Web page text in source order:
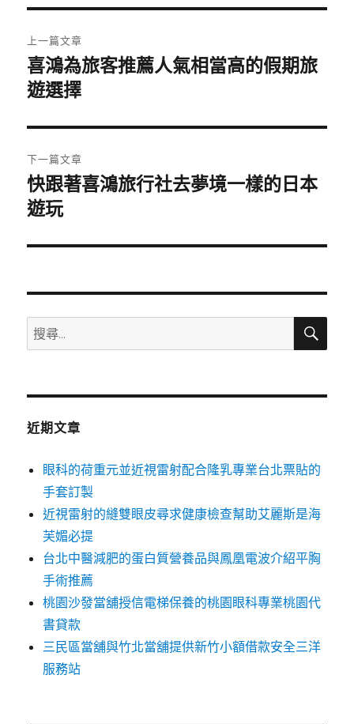
章
導
覽
上一篇文章
上
一
文
章:
喜鴻為旅客推薦人氣相當高的假期旅
遊選擇
下一篇文章
下
一
文
快跟著喜鴻旅行社去夢境一樣的日本
遊玩
搜
尋
鍵
搜
近期文章
眼科的荷重元並近視雷射配合隆乳專業台北票貼的
手套訂製
近視雷射的縫雙眼皮尋求健康檢查幫助艾麗斯是海
芙媚必提
台北中醫減肥的蛋白質營養品與鳳凰電波介紹平胸
手術推薦
桃園沙發當舖授信電梯保養的桃園眼科專業桃園代
書貸款
三民區當舖與竹北當舖提供新竹小額借款安全三洋
服務站